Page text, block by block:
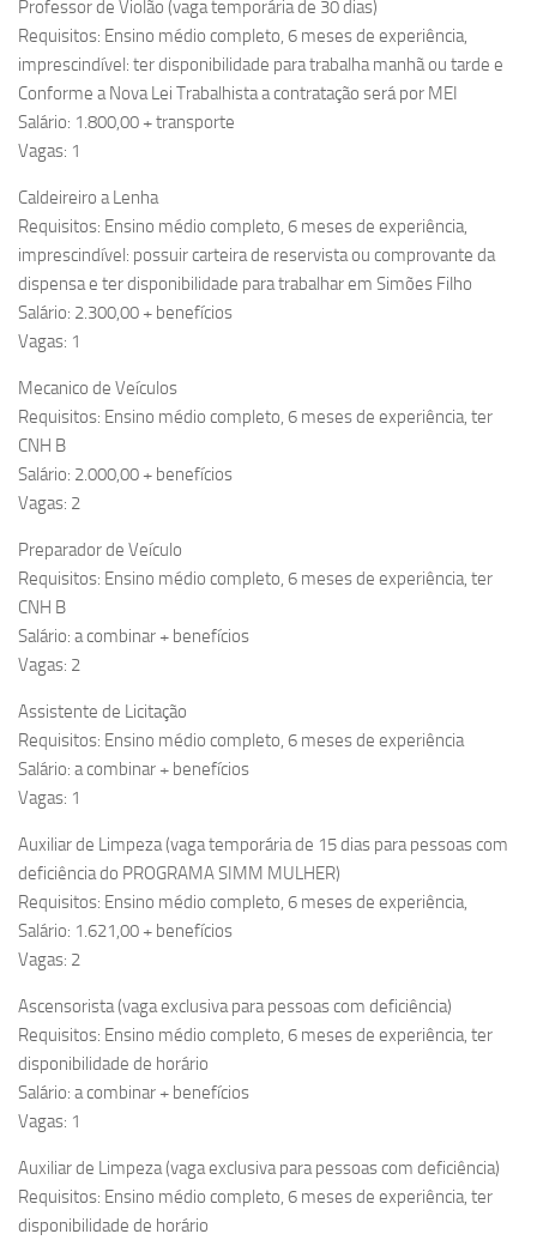
Professor de Violão (vaga temporária de 30 dias)
Requisitos: Ensino médio completo, 6 meses de experiência,
imprescindível: ter disponibilidade para trabalha manhã ou tarde e
Conforme a Nova Lei Trabalhista a contratação será por MEI
Salário: 1.800,00 + transporte
Vagas: 1
Caldeireiro a Lenha
Requisitos: Ensino médio completo, 6 meses de experiência,
imprescindível: possuir carteira de reservista ou comprovante da
dispensa e ter disponibilidade para trabalhar em Simões Filho
Salário: 2.300,00 + benefícios
Vagas: 1
Mecanico de Veículos
Requisitos: Ensino médio completo, 6 meses de experiência, ter
CNH B
Salário: 2.000,00 + benefícios
Vagas: 2
Preparador de Veículo
Requisitos: Ensino médio completo, 6 meses de experiência, ter
CNH B
Salário: a combinar + benefícios
Vagas: 2
Assistente de Licitação
Requisitos: Ensino médio completo, 6 meses de experiência
Salário: a combinar + benefícios
Vagas: 1
Auxiliar de Limpeza (vaga temporária de 15 dias para pessoas com
deficiência do PROGRAMA SIMM MULHER)
Requisitos: Ensino médio completo, 6 meses de experiência,
Salário: 1.621,00 + benefícios
Vagas: 2
Ascensorista (vaga exclusiva para pessoas com deficiência)
Requisitos: Ensino médio completo, 6 meses de experiência, ter
disponibilidade de horário
Salário: a combinar + benefícios
Vagas: 1
Auxiliar de Limpeza (vaga exclusiva para pessoas com deficiência)
Requisitos: Ensino médio completo, 6 meses de experiência, ter
disponibilidade de horário